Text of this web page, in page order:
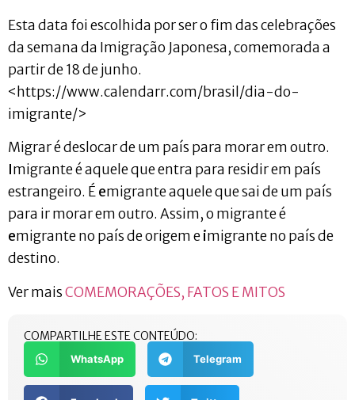
Esta data foi escolhida por ser o fim das celebrações
da semana da Imigração Japonesa, comemorada a
partir de 18 de junho.
<https://www.calendarr.com/brasil/dia-do-
imigrante/>
Migrar é deslocar de um país para morar em outro.
Imigrante é aquele que entra para residir em país
estrangeiro. Éemigrante aquele que sai de um país
para ir morar em outro. Assim, o migrante é
emigrante no país de origem eimigrante no país de
destino.
Ver maisCOMEMORAÇÕES, FATOS E MITOS
COMPARTILHE ESTE CONTEÚDO:
WhatsApp Telegram